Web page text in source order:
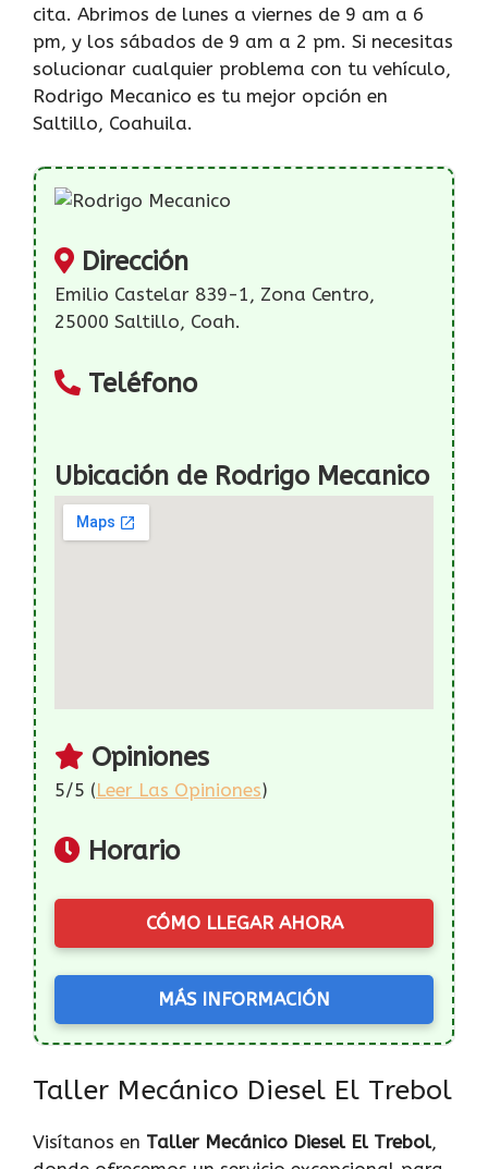
cita. Abrimos de lunes a viernes de 9 am a 6
pm, y los sábados de 9 am a 2 pm. Si necesitas
solucionar cualquier problema con tu vehículo,
Rodrigo Mecanico es tu mejor opción en
Saltillo, Coahuila.
Dirección
Emilio Castelar 839-1, Zona Centro,
25000 Saltillo, Coah.
Teléfono
Ubicación de Rodrigo Mecanico
Opiniones
5/5 (Leer Las Opiniones)
Horario
CÓMO LLEGAR AHORA
MÁS INFORMACIÓN
Taller Mecánico Diesel El Trebol
Visítanos en Taller Mecánico Diesel El Trebol,